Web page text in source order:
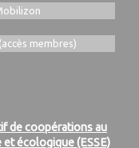
membres)
de coopérations au
et écologique (ESSE)